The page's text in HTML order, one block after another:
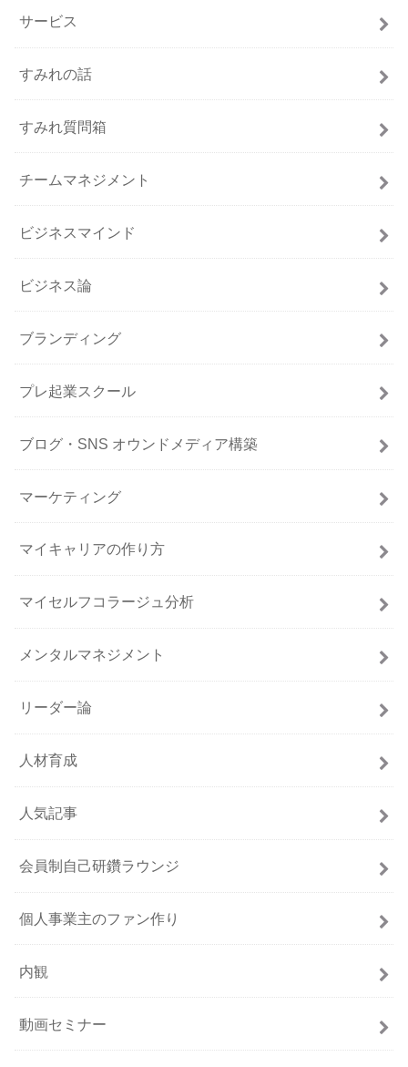
サービス
すみれの話
すみれ質問箱
チームマネジメント
ビジネスマインド
ビジネス論
ブランディング
プレ起業スクール
ブログ・SNS オウンドメディア構築
マーケティング
マイキャリアの作り方
マイセルフコラージュ分析
メンタルマネジメント
リーダー論
人材育成
人気記事
会員制自己研鑽ラウンジ
個人事業主のファン作り
内観
動画セミナー